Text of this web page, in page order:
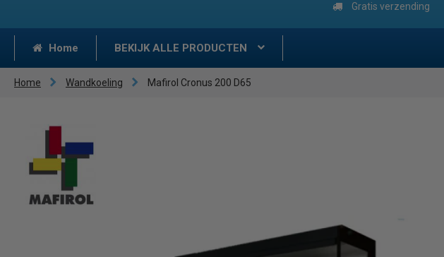
Gratis verzending
Home BEKIJK ALLE PRODUCTEN
Home Wandkoeling Mafirol Cronus 200 D65